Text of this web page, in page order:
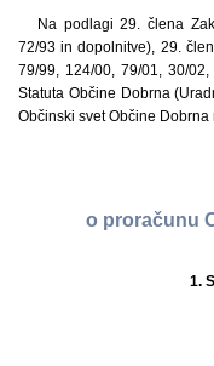
Na podlagi 29. člena
72/93 in dopolnitve), 29.
79/99, 124/00, 79/01, 30/
Statuta Občine Dobrna
Občinski svet Občine
o proračunu
1.